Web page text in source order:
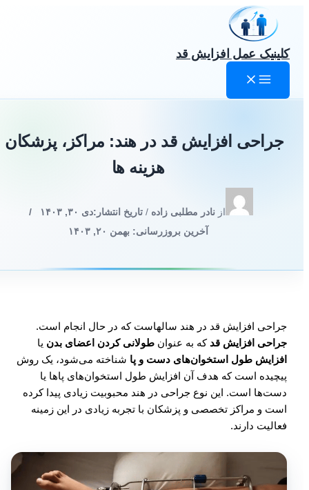
محتواکلینیک عمل افزایش قد
جراحی افزایش قد در هند: مراکز، پزشکان
هزینه ها
از نادر مطلبی زاده/تاریخ انتشار: دی ۳۰, ۱۴۰۳
آخرین بروزرسانی: بهمن ۲۰, ۱۴۰۳
جراحی افزایش قد در هند سالهاست که در حال انجام است.
جراحی افزایش قدکه به عنوانطولانی کردن اعضای بدنیا
افزایش طول استخوان‌های دست و پاشناخته می‌شود، یک روش
پیچیده است که هدف آن افزایش طول استخوان‌های پاها یا
دست‌ها است. این نوع جراحی در هند محبوبیت زیادی پیدا کرده
است و مراکز تخصصی و پزشکان با تجربه زیادی در این زمینه
فعالیت دارند.